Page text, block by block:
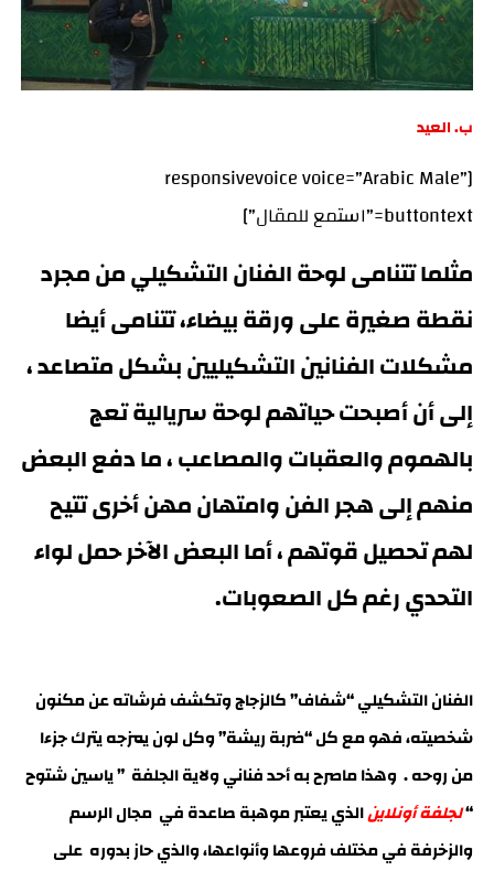
ب. العيد
[responsivevoice voice=”Arabic Male”
buttontext=”استمع للمقال”]
مثلما تتنامى لوحة الفنان التشكيلي من مجرد
نقطة صغيرة على ورقة بيضاء، تتنامى أيضا
مشكلات الفنانين التشكيليين بشكل متصاعد ،
إلى أن أصبحت حياتهم لوحة سريالية تعج
بالهموم والعقبات والمصاعب ، ما دفع البعض
منهم إلى هجر الفن وامتهان مهن أخرى تتيح
لهم تحصيل قوتهم ، أما البعض الآخر حمل لواء
التحدي رغم كل الصعوبات.
الفنان التشكيلي “شفاف” كالزجاج وتكشف فرشاته عن مكنون
شخصيته، فهو مع كل “ضربة ريشة” وكل لون يمزجه يترك جزءا
من روحه . وهذا ماصرح به أحد فناني ولاية الجلفة ” ياسين شتوح
“لجلفة أونلاينالذي يعتبر موهبة صاعدة في مجال الرسم
والزخرفة في مختلف فروعها وأنواعها، والذي حاز بدوره على